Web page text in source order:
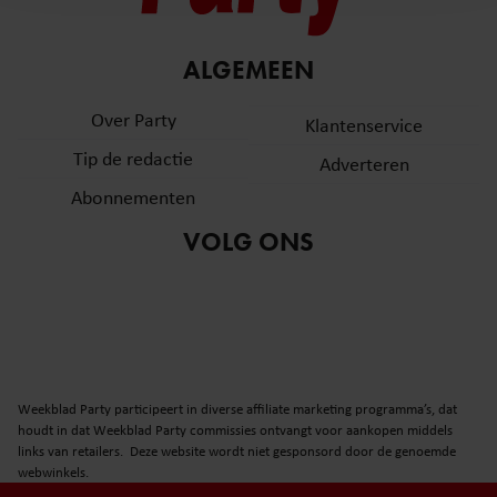
en om ons websiteverkeer te analyseren. Ook delen we
informatie over uw gebruik van onze site met onze
partners voor social media, adverteren en analyse. Deze
informatie die u aan ze heeft verstrekt of die ze hebben
gaat akkoord met onze cookies als u onze website blijft
gebruiken.
ALGEMEEN
Over Party
Tip de redactie
Abonnementen
Klantenservice
Adverteren
VOLG ONS
Weekblad Party participeert in diverse affiliate marketing programma’s, dat
houdt in dat Weekblad Party commissies ontvangt voor aankopen middels
links van retailers. Deze website wordt niet gesponsord door de genoemde
webwinkels.